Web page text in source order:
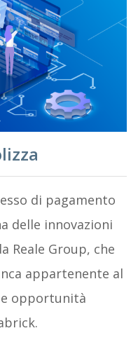
di pagamento
delle innovazioni
Reale Group, che
appartenente al
opportunità